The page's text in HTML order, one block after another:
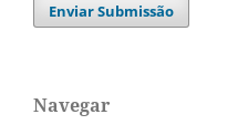
Enviar Submissão
Navegar